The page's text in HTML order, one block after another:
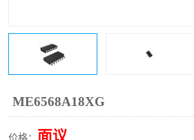
ME6568A18XG
面议
FT61F022
FT61F021